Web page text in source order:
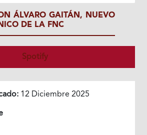
ÁLVARO GAITÁN, NUEVO
DE LA FNC
Spotify
12 Diciembre 2025